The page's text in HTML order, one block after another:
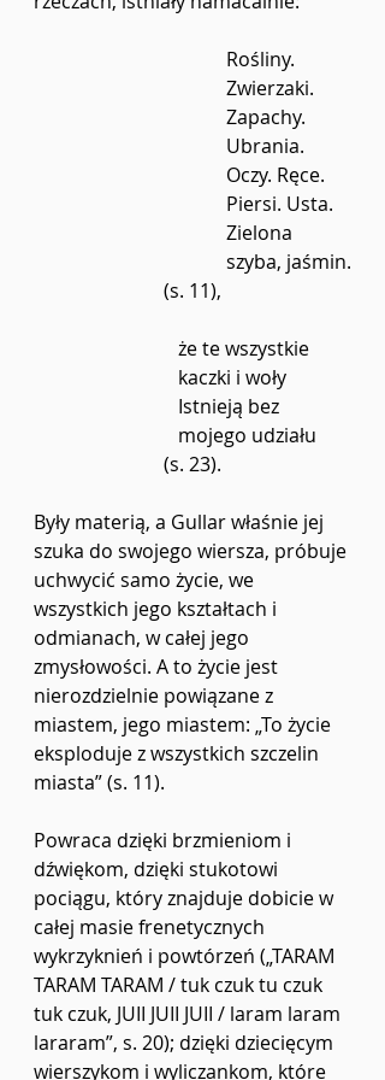
Rośliny.
Zwierzaki.
Zapachy.
Ubrania.
Oczy. Ręce.
Piersi. Usta.
Zielona
szyba, jaśmin.
(s. 11),
że te wszystkie
kaczki i woły
Istnieją bez
mojego udziału
(s. 23).
Były materią, a Gullar właśnie jej
szuka do swojego wiersza, próbuje
uchwycić samo życie, we
wszystkich jego kształtach i
odmianach, w całej jego
zmysłowości. A to życie jest
nierozdzielnie powiązane z
miastem, jego miastem: „To życie
eksploduje z wszystkich szczelin
miasta” (s. 11).
Powraca dzięki brzmieniom i
dźwiękom, dzięki stukotowi
pociągu, który znajduje dobicie w
całej masie frenetycznych
wykrzyknień i powtórzeń („TARAM
TARAM TARAM / tuk czuk tu czuk
tuk czuk, JUII JUII JUII / laram laram
lararam”, s. 20); dzięki dziecięcym
wierszykom i wyliczankom, które